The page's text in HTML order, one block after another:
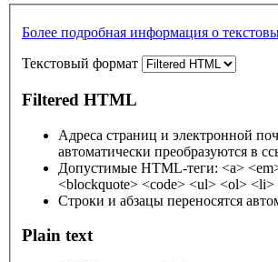
Более подробная информация о
Текстовый формат
Filtered HTML
Адреса страниц и электронной
автоматически преобразуются в
Допустимые HTML-теги: <a>
<blockquote> <code> <ul> <ol>
Строки и абзацы переносятся
Plain text